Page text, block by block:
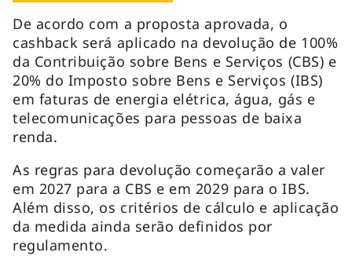
De acordo com a proposta aprovada, o
cashback será aplicado na devolução de 100%
da Contribuição sobre Bens e Serviços (CBS) e
20% do Imposto sobre Bens e Serviços (IBS)
em faturas de energia elétrica, água, gás e
telecomunicações para pessoas de baixa
renda.
As regras para devolução começarão a valer
em 2027 para a CBS e em 2029 para o IBS.
Além disso, os critérios de cálculo e aplicação
da medida ainda serão definidos por
regulamento.